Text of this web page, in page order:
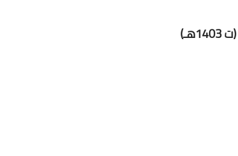
(ت 1403هـ)